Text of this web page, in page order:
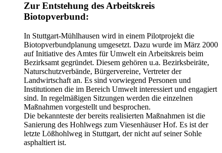
Zur Entstehung des Arbeitskreis
Biotopverbund:
In Stuttgart-Mühlhausen wird in einem Pilotprojekt die
Biotopverbundplanung umgesetzt. Dazu wurde im März 2000
auf Initiative des Amtes für Umwelt ein Arbeitskreis beim
Bezirksamt gegründet. Diesem gehören u.a. Bezirksbeiräte,
Naturschutzverbände, Bürgervereine, Vertreter der
Landwirtschaft an. Es sind vorwiegend Personen und
Institutionen die im Bereich Umwelt interessiert und engagiert
sind. In regelmäßigen Sitzungen werden die einzelnen
Maßnahmen vorgestellt und besprochen.
Die bekannteste der bereits realisierten Maßnahmen ist die
Sanierung des Hohlwegs zum Viesenhäuser Hof. Es ist der
letzte Lößhohlweg in Stuttgart, der nicht auf seiner Sohle
asphaltiert ist.